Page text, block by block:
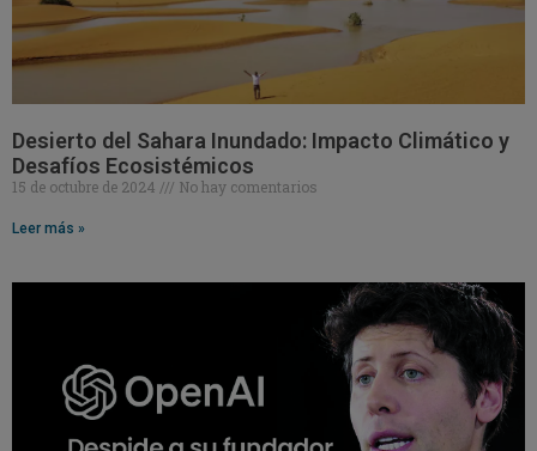
Desierto del Sahara Inundado: Impacto Climático y
Desafíos Ecosistémicos
15 de octubre de 2024 No hay comentarios
Leer más »